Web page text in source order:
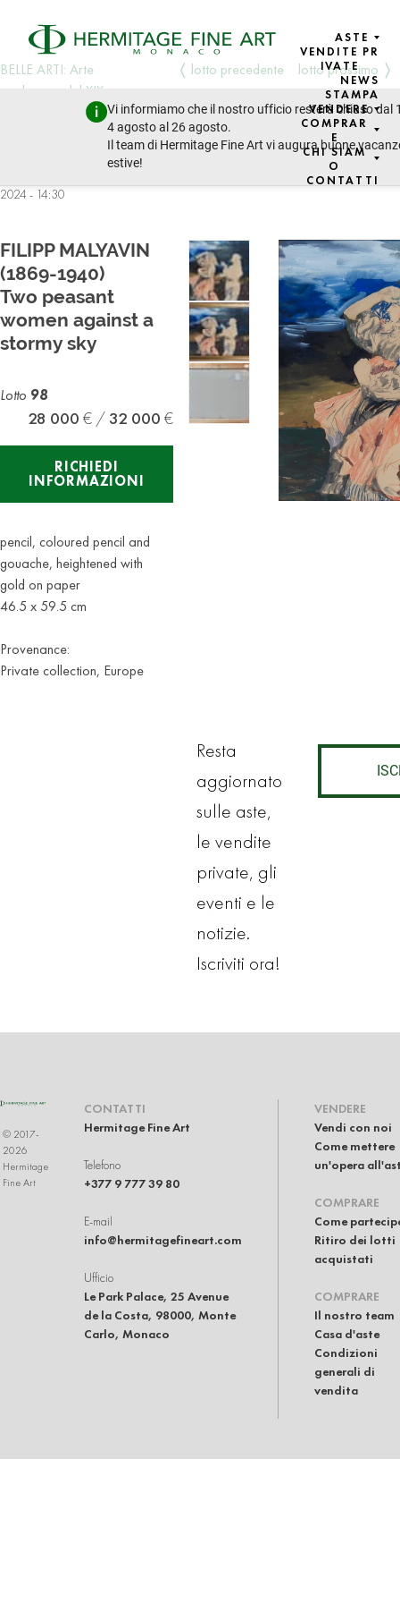
ASTE
VENDITE PR
IVATE
NEWS
STAMPA
VENDERE
COMPRAR
E
CHI SIAM
O
CONTATTI
Vi informiamo che il nostro ufficio resterà chiuso dal
4 agosto al 26 agosto.
Il team di Hermitage Fine Art vi augura buone
estive!
BELLE ARTI: Arte
moderna e del XIX
dell'Europa orientale,
2024 - 14:30
lotto precedente lotto prossimo
FILIPP MALYAVIN
(1869-1940)
Two peasant
women against a
stormy sky
Lotto 98
28 000 32 000
RICHIEDI
INFORMAZIONI
pencil, coloured pencil and
gouache, heightened with
gold on paper
46.5 x 59.5 cm
Provenance:
Private collection, Europe
Resta
aggiornato
sulle aste,
le vendite
private, gli
eventi e le
notizie.
Iscriviti ora!
© 2017-
2026
Hermitage
Fine Art
CONTATTI
Hermitage Fine Art
Telefono
+377 9 777 39 80
E-mail
info@hermitagefineart.com
Ufficio
Le Park Palace, 25 Avenue
de la Costa, 98000, Monte
Carlo, Monaco
VENDERE
Vendi con noi
Come mettere
un'opera
COMPRARE
Come
Ritiro dei lotti
acquistati
COMPRARE
Il nostro team
Casa d'aste
Condizioni
generali di
vendita